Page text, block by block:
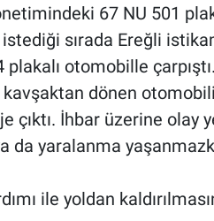
67 NU 501
sırada Ereğli
otomobille
dönen
çıktı. İhbar üzerine olay
da yaralanma
ile yoldan